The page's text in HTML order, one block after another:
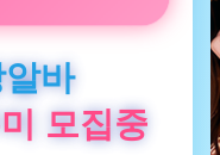
바
모집중